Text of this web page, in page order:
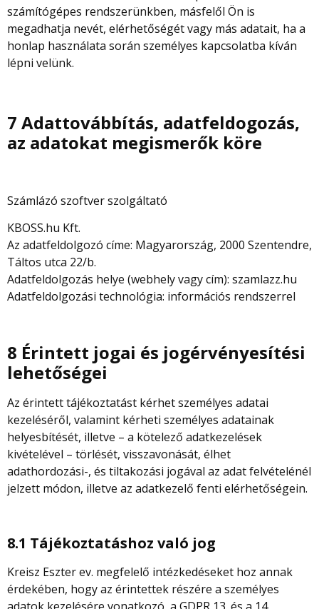
számítógépes rendszerünkben, másfelől Ön is
megadhatja nevét, elérhetőségét vagy más adatait, ha a
honlap használata során személyes kapcsolatba kíván
lépni velünk.
7 Adattovábbítás, adatfeldogozás,
az adatokat megismerők köre
Számlázó szoftver szolgáltató
KBOSS.hu Kft.
Az adatfeldolgozó címe: Magyarország, 2000 Szentendre,
Táltos utca 22/b.
Adatfeldolgozás helye (webhely vagy cím): szamlazz.hu
Adatfeldolgozási technológia: információs rendszerrel
8 Érintett jogai és jogérvényesítési
lehetőségei
Az érintett tájékoztatást kérhet személyes adatai
kezeléséről, valamint kérheti személyes adatainak
helyesbítését, illetve – a kötelező adatkezelések
kivételével – törlését, visszavonását, élhet
adathordozási-, és tiltakozási jogával az adat felvételénél
jelzett módon, illetve az adatkezelő fenti elérhetőségein.
8.1 Tájékoztatáshoz való jog
Kreisz Eszter ev. megfelelő intézkedéseket hoz annak
érdekében, hogy az érintettek részére a személyes